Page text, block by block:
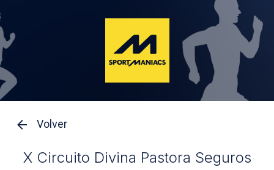
Volver
X Circuito Divina Pastora Seguros